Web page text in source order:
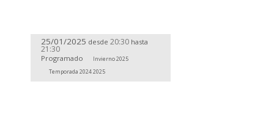
25/01/2025 desde 20:30 hasta
21:30
Programado
Invierno 2025
Temporada 2024 2025